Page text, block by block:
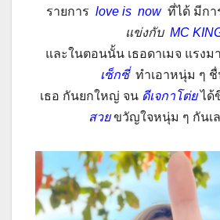
รายการ love is nowที่ได้ มีกา
แข่งกับ MC
และในตอนนั้น เธอดาเมจ แรงม
เซ็กซี่ ทำเอาหนุ่ม ๆ
เธอ กันยกใหญ่ จน ดีเจกาโต่ยได้
สวยขวัญใจหนุ่ม ๆ กันเล